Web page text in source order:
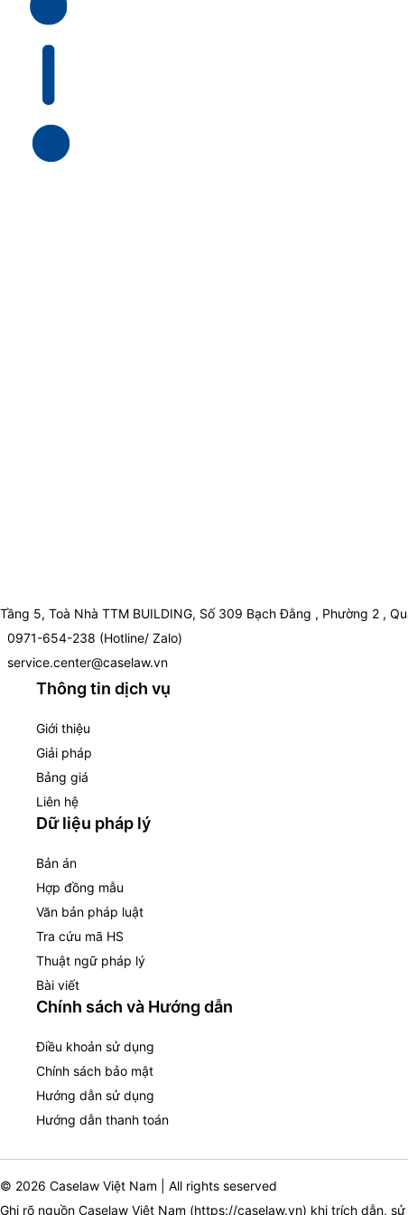
Tầng 5, Toà Nhà TTM BUILDING, Số 309 Bạch Đằng , Phường 2 ,
0971-654-238 (Hotline/ Zalo)
service.center@caselaw.vn
Thông tin dịch vụ
Giới thiệu
Giải pháp
Bảng giá
Liên hệ
Dữ liệu pháp lý
Bản án
Hợp đồng mẫu
Văn bản pháp luật
Tra cứu mã HS
Thuật ngữ pháp lý
Bài viết
Chính sách và Hướng dẫn
Điều khoản sử dụng
Chính sách bảo mật
Hướng dẫn sử dụng
Hướng dẫn thanh toán
© 2026 Caselaw Việt Nam | All rights seserved
Ghi rõ nguồn Caselaw Việt Nam (https://caselaw.vn) khi trích dẫn,